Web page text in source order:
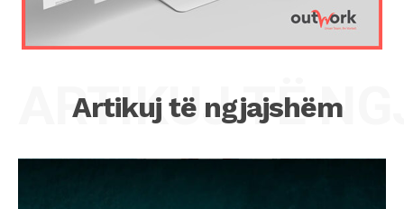
Artikuj të ngjajshëm
ARTIKUJ TË